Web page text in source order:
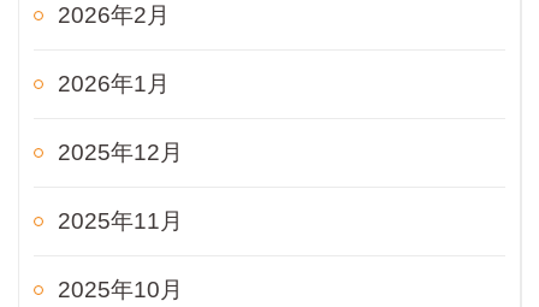
2026年2月
2026年1月
2025年12月
2025年11月
2025年10月